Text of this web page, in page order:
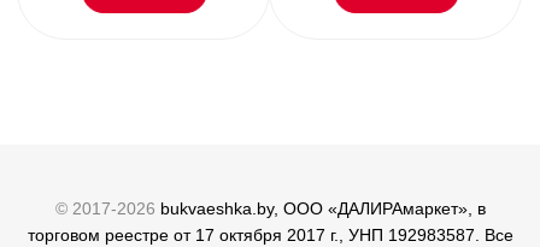
© 2017-2026 bukvaeshka.by, ООО «ДАЛИРАмаркет», в
торговом реестре от 17 октября 2017 г., УНП 192983587. Все